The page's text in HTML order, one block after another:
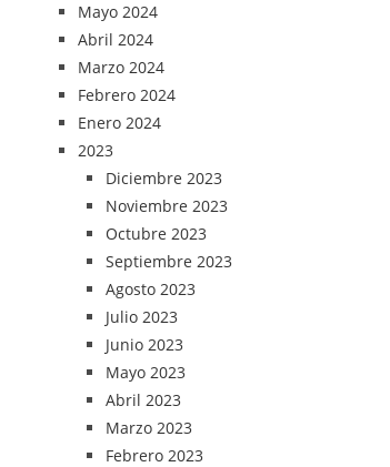
Mayo 2024
Abril 2024
Marzo 2024
Febrero 2024
Enero 2024
2023
Diciembre 2023
Noviembre 2023
Octubre 2023
Septiembre 2023
Agosto 2023
Julio 2023
Junio 2023
Mayo 2023
Abril 2023
Marzo 2023
Febrero 2023